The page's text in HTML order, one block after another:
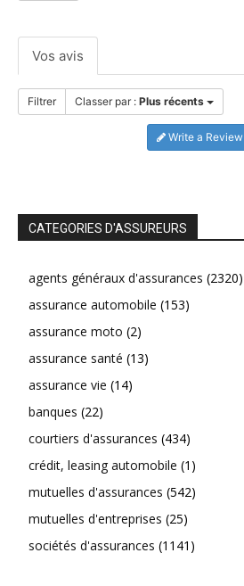
Vos avis
Filtrer Classer par : Plus récents
Write a Review
CATEGORIES D'ASSUREURS
agents généraux d'assurances (2320)
assurance automobile (153)
assurance moto (2)
assurance santé (13)
assurance vie (14)
banques (22)
courtiers d'assurances (434)
crédit, leasing automobile (1)
mutuelles d'assurances (542)
mutuelles d'entreprises (25)
sociétés d'assurances (1141)